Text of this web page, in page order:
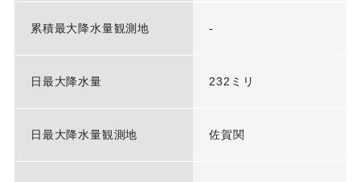
累積最大降水量観測地 -
日最大降水量 232ミリ
日最大降水量観測地 佐賀関